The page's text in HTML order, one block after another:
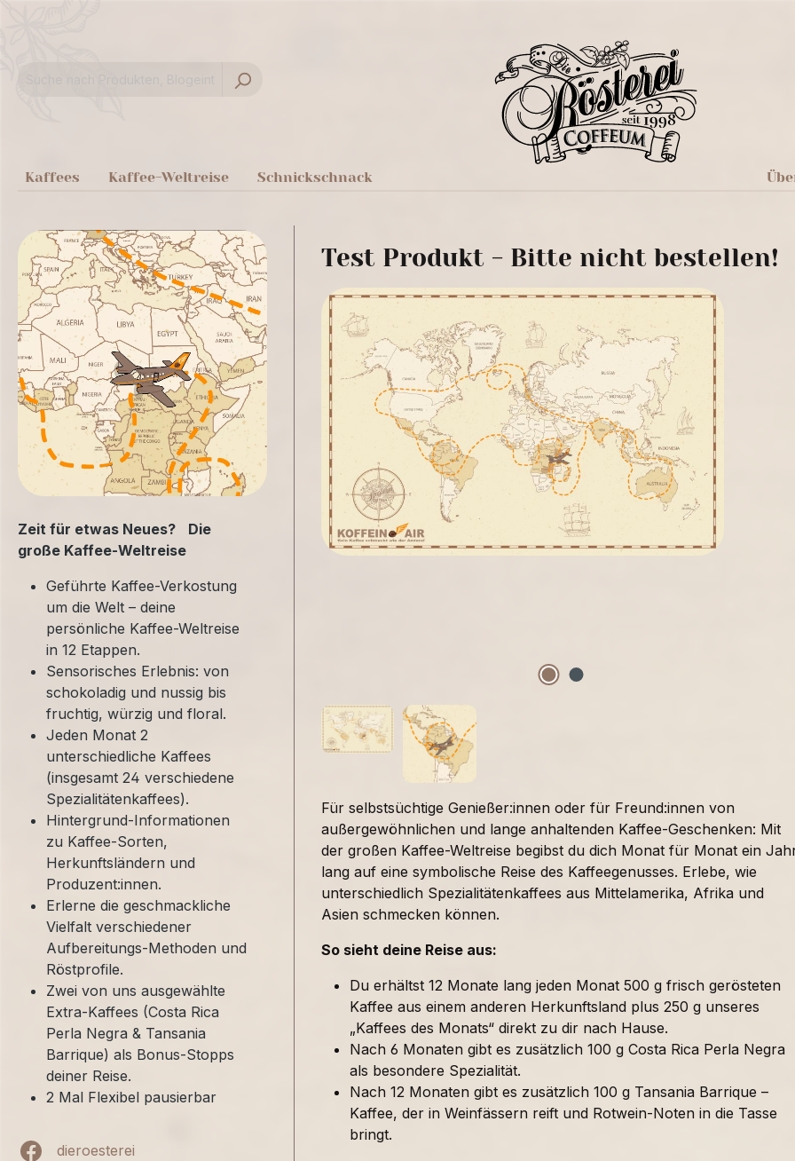
Kaffees Kaffee-Weltreise Schnickschnack
Zeit für etwas Neues? Die
große Kaffee-Weltreise
Geführte Kaffee-Verkostung
um die Welt – deine
persönliche Kaffee-Weltreise
in 12 Etappen.
Sensorisches Erlebnis: von
schokoladig und nussig bis
fruchtig, würzig und floral.
Jeden Monat 2
unterschiedliche Kaffees
(insgesamt 24 verschiedene
Spezialitätenkaffees).
Hintergrund-Informationen
zu Kaffee-Sorten,
Herkunftsländern und
Produzent:innen.
Erlerne die geschmackliche
Vielfalt verschiedener
Aufbereitungs-Methoden und
Röstprofile.
Zwei von uns ausgewählte
Extra-Kaffees (Costa Rica
Perla Negra & Tansania
Barrique) als Bonus-Stopps
deiner Reise.
2 Mal Flexibel pausierbar
dieroesterei
Test Produkt - Bitte nicht bestellen!
Für selbstsüchtige Genießer:innen oder für Freund:innen von
außergewöhnlichen und lange anhaltenden Kaffee-Geschenken: Mit
der großen Kaffee-Weltreise begibst du dich Monat für Monat ein
lang auf eine symbolische Reise des Kaffeegenusses. Erlebe, wie
unterschiedlich Spezialitätenkaffees aus Mittelamerika, Afrika und
Asien schmecken können.
So sieht deine Reise aus:
Du erhältst 12 Monate lang jeden Monat 500 g frisch gerösteten
Kaffee aus einem anderen Herkunftsland plus 250 g unseres
„Kaffees des Monats“ direkt zu dir nach Hause.
Nach 6 Monaten gibt es zusätzlich 100 g Costa Rica Perla Negra
als besondere Spezialität.
Nach 12 Monaten gibt es zusätzlich 100 g Tansania Barrique –
Kaffee, der in Weinfässern reift und Rotwein-Noten in die Tasse
bringt.